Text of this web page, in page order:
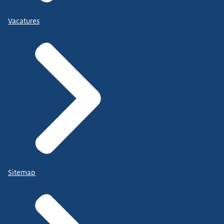
Vacatures
Sitemap